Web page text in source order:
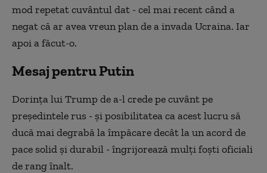
mod repetat cuvântul dat - cel mai recent când a
negat că ar avea vreun plan de a invada Ucraina. Iar
apoi a făcut-o.
Mesaj pentru Putin
Dorinţa lui Trump de a-l crede pe cuvânt pe
preşedintele rus - şi posibilitatea ca acest lucru să
ducă mai degrabă la împăcare decât la un acord de
pace solid şi durabil - îngrijorează mulţi foşti oficiali
de rang înalt.